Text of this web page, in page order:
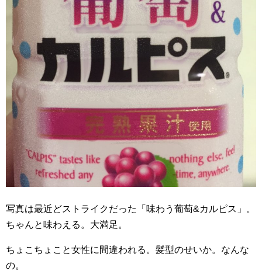
写真は最近どストライクだった「味わう葡萄&カルピス」。
ちゃんと味わえる。大満足。
ちょこちょこと女性に間違われる。髪型のせいか。なんな
の。